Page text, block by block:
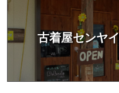
古着屋センヤ